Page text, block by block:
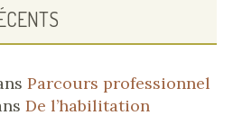
Parcours professionnel
De l’habilitation